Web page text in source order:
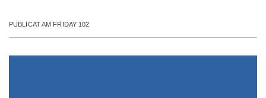
PUBLICAT AM FRIDAY 102